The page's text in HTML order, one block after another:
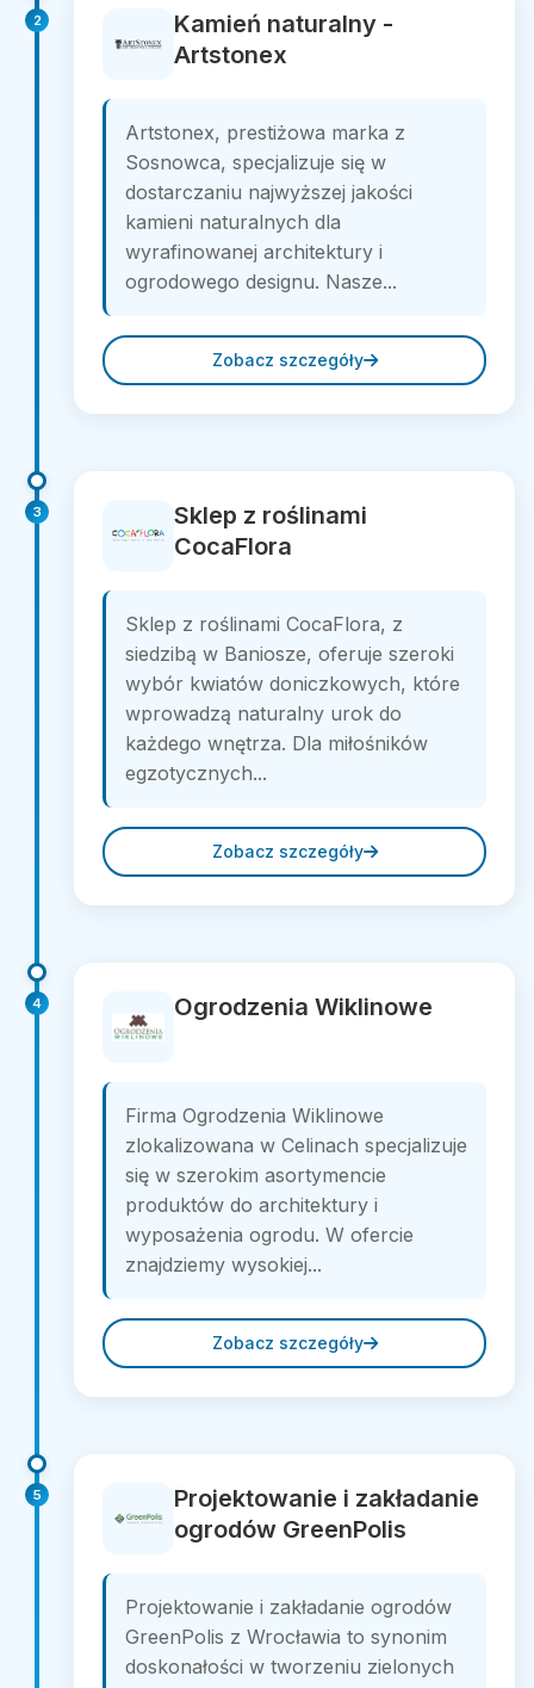
2
Kamień naturalny -
Artstonex
Artstonex, prestiżowa marka z
Sosnowca, specjalizuje się w
dostarczaniu najwyższej jakości
kamieni naturalnych dla
wyrafinowanej architektury i
ogrodowego designu. Nasze...
Zobacz szczegóły
3
Sklep z roślinami
CocaFlora
Sklep z roślinami CocaFlora, z
siedzibą w Baniosze, oferuje szeroki
wybór kwiatów doniczkowych, które
wprowadzą naturalny urok do
każdego wnętrza. Dla miłośników
egzotycznych...
Zobacz szczegóły
4 Ogrodzenia Wiklinowe
Firma Ogrodzenia Wiklinowe
zlokalizowana w Celinach specjalizuje
się w szerokim asortymencie
produktów do architektury i
wyposażenia ogrodu. W ofercie
znajdziemy wysokiej...
Zobacz szczegóły
5
Projektowanie i zakładanie
ogrodów GreenPolis
Projektowanie i zakładanie ogrodów
GreenPolis z Wrocławia to synonim
doskonałości w tworzeniu zielonych